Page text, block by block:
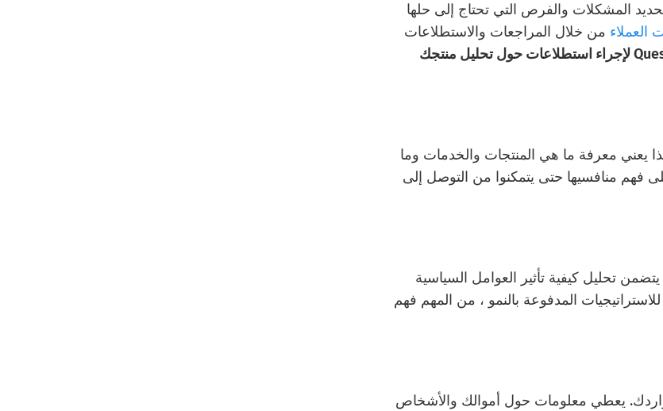
المشكلات والفرص التي تحتاج إلى حلها
العملاء من خلال المراجعات والاستطلاعات
يمكنك استخدام QuestionPro لإجراء استطلاعات حول تحليل منتجك
يعني معرفة ما هي المنتجات والخدمات وما
فهم منافسيها حتى يتمكنوا من التوصل إلى
تحليل كيفية تأثير العوامل السياسية
المدفوعة بالنمو ، من المهم فهم
يعطي معلومات حول أموالك والأشخاص